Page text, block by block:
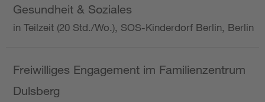
Gesundheit & Soziales
in Teilzeit (20 Std./Wo.), SOS-Kinderdorf Berlin, Berlin
Freiwilliges Engagement im Familienzentrum
Dulsberg